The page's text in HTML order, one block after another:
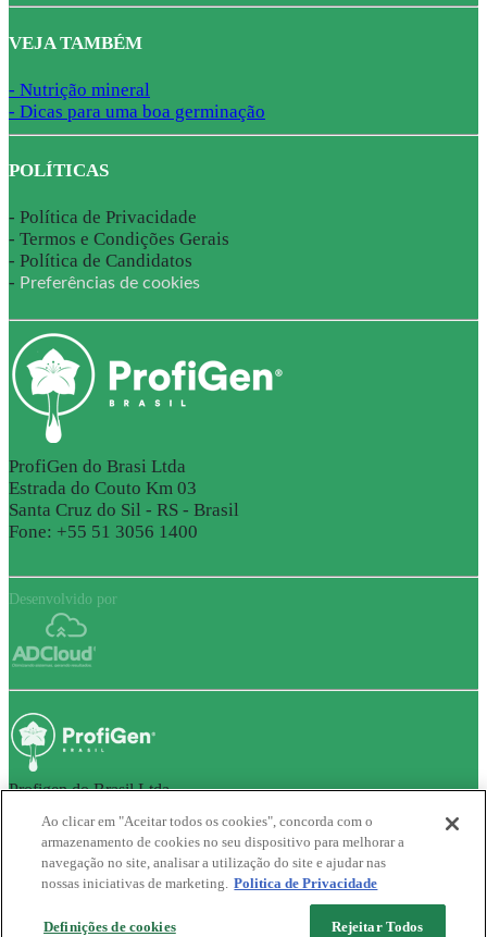
VEJA TAMBÉM
- Nutrição mineral
- Dicas para uma boa germinação
POLÍTICAS
- Política de Privacidade
- Termos e Condições Gerais
- Política de Candidatos
- Preferências de cookies
ProfiGen do Brasi Ltda
Estrada do Couto Km 03
Santa Cruz do Sil - RS - Brasil
Fone: +55 51 3056 1400
Desenvolvido por
Profigen do Brasil Ltda
Mapa
Desenvolvido por
Ao clicar em "Aceitar todos os cookies", concorda com o
armazenamento de cookies no seu dispositivo para melhorar a
navegação no site, analisar a utilização do site e ajudar nas
nossas iniciativas de marketing. Politica de Privacidade
Definições de cookies Rejeitar Todos